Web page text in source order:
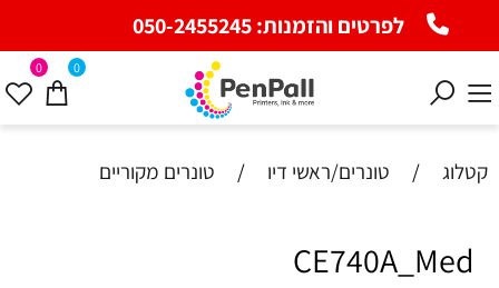
לפרטים והזמנות:050-2455245
0 0
קטלוג / טונרים/ראשי דיו / טונרים מקוריים
CE740A_Med